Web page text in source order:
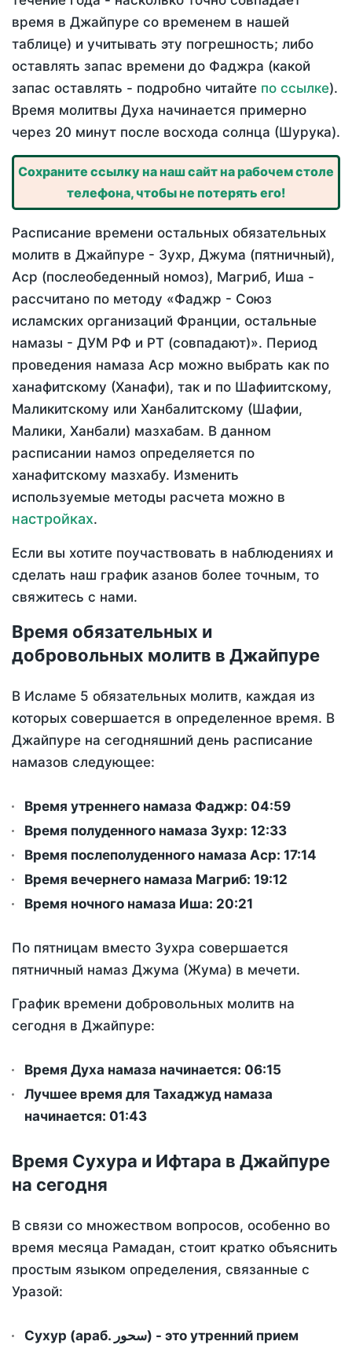
время в Джайпуре со временем в нашей
таблице) и учитывать эту погрешность; либо
оставлять запас времени до Фаджра (какой
запас оставлять - подробно читайте по ссылке).
Время молитвы Духа начинается примерно
через 20 минут после восхода солнца (Шурука).
Сохраните ссылку на наш сайт на рабочем столе
телефона, чтобы не потерять его!
Расписание времени остальных обязательных
молитв в Джайпуре - Зухр, Джума (пятничный),
Аср (послеобеденный номоз), Магриб, Иша -
рассчитано по методу «Фаджр - Союз
исламских организаций Франции, остальные
намазы - ДУМ РФ и РТ (совпадают)». Период
проведения намаза Аср можно выбрать как по
ханафитскому (Ханафи), так и по Шафиитскому,
Маликитскому или Ханбалитскому (Шафии,
Малики, Ханбали) мазхабам. В данном
расписании намоз определяется по
ханафитскому мазхабу. Изменить
используемые методы расчета можно в
настройках.
Если вы хотите поучаствовать в наблюдениях и
сделать наш график азанов более точным, то
свяжитесь с нами.
Время обязательных и
добровольных молитв в Джайпуре
В Исламе 5 обязательных молитв, каждая из
которых совершается в определенное время. В
Джайпуре на сегодняшний день расписание
намазов следующее:
Время утреннего намаза Фаджр: 04:59
Время полуденного намаза Зухр: 12:33
Время послеполуденного намаза Аср: 17:14
Время вечернего намаза Магриб: 19:12
Время ночного намаза Иша: 20:21
По пятницам вместо Зухра совершается
пятничный намаз Джума (Жума) в мечети.
График времени добровольных молитв на
сегодня в Джайпуре:
Время Духа намаза начинается: 06:15
Лучшее время для Тахаджуд намаза
начинается: 01:43
Время Сухура и Ифтара в Джайпуре
на сегодня
В связи со множеством вопросов, особенно во
время месяца Рамадан, стоит кратко объяснить
простым языком определения, связанные с
Уразой:
Сухур (араб. سحور) - это утренний прием